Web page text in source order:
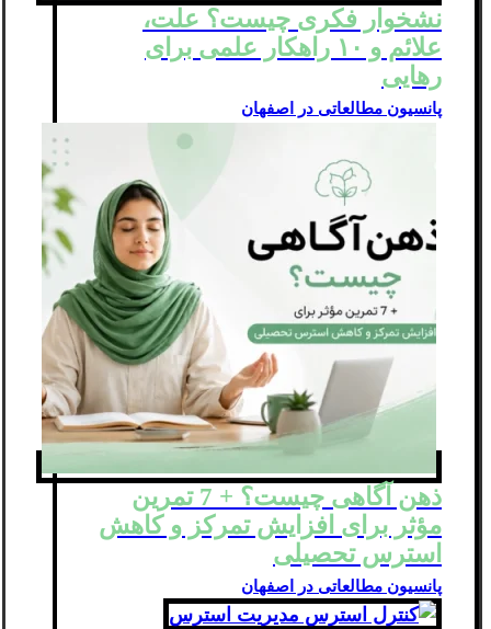
نشخوار فکری چیست؟ علت،
علائم و ۱۰ راهکار علمی برای
رهایی
پانسیون مطالعاتی در اصفهان
ذهن‌ آگاهی چیست؟ + 7 تمرین
مؤثر برای افزایش تمرکز و کاهش
استرس تحصیلی
پانسیون مطالعاتی در اصفهان